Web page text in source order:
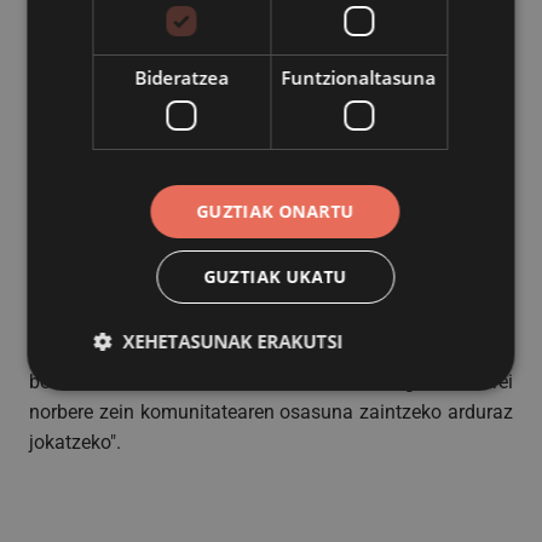
hauetan urrestillara ez joateko deia egiten diegu, ez
delako festarik izango”, zehaztu du Mikel Odriozola festa
batzordeburak.
"Urrestildarrek zerbait sinbolikoa egin nahi zuten, eta
hainbat neurri hartuta, aurten ere, zerbait xumea egitea
adostu dugu. Baina ez da festarik izango eta herritarrei
bertara ez joateko eskatu nahi diegu. Badakigu festa
egoerak ez du beste ezer antolatzeko segurtasun
bermerik eskaintzen. Mesedez eskatzen diegu herritarrei
norbere zein komunitatearen osasuna zaintzeko arduraz
jokatzeko".
Bideratzea Funtzionaltasuna
GUZTIAK ONARTU
GUZTIAK UKATU
XEHETASUNAK ERAKUTSI